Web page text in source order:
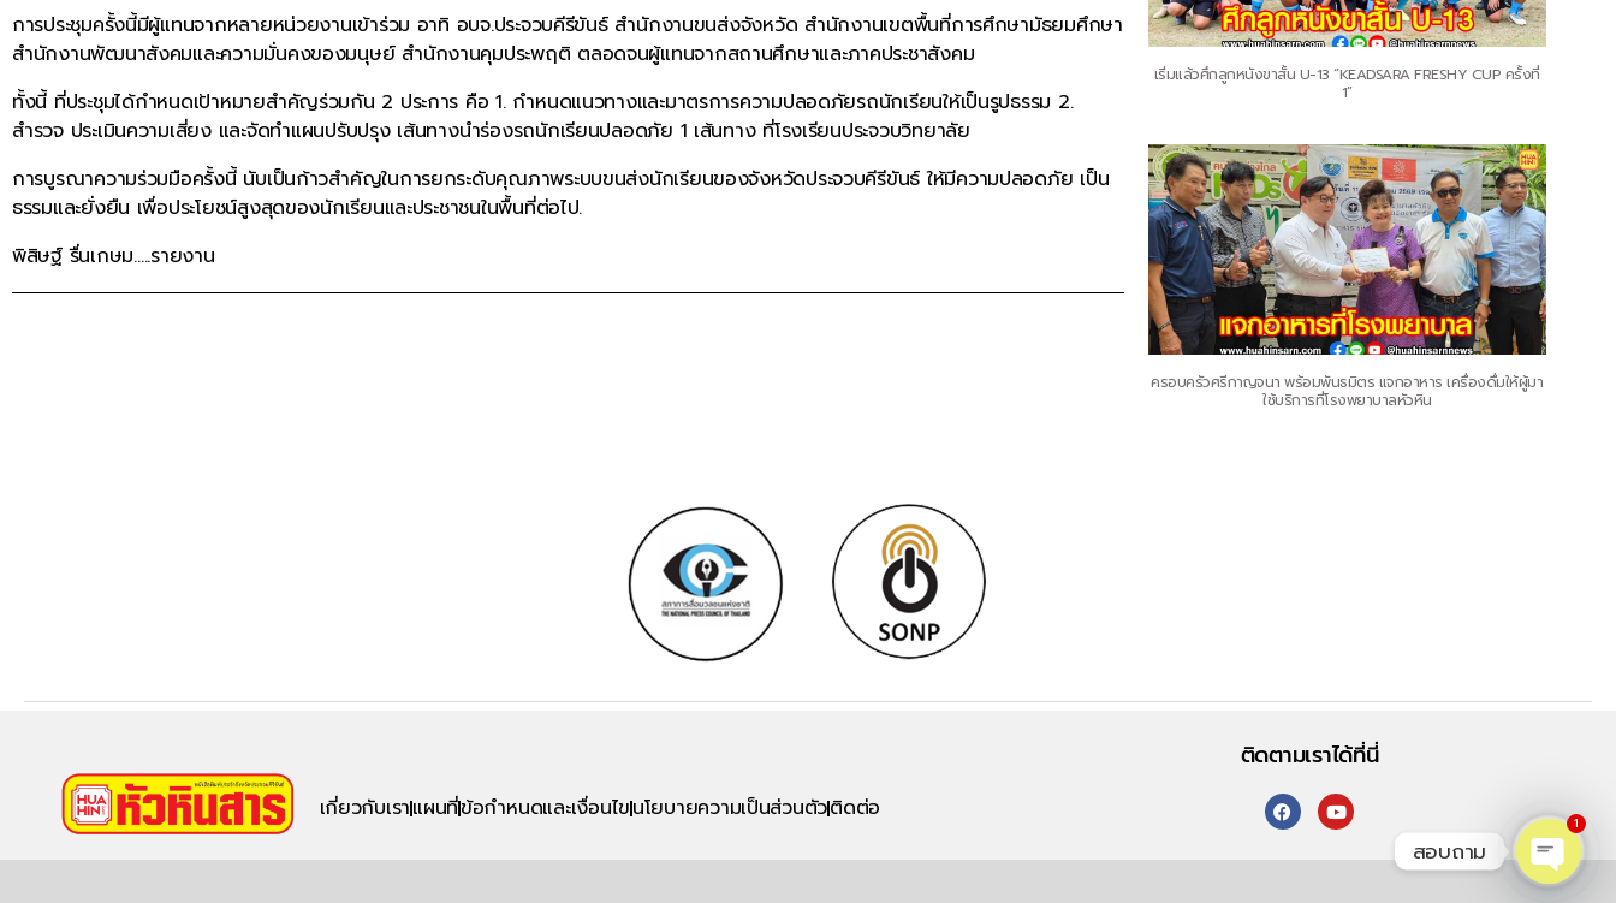
การประชุมครั้งนี้มีผู้แทนจากหลายหน่วยงานเข้าร่วม อาทิ อบจ.ประจวบคีรีขันธ์ สำนักงานขนส่งจังหวัด สำนักงานเขตพื้นที่การศึกษามัธยมศึกษา
สำนักงานพัฒนาสังคมและความมั่นคงของมนุษย์ สำนักงานคุมประพฤติ ตลอดจนผู้แทนจากสถานศึกษาและภาคประชาสังคม
ทั้งนี้ ที่ประชุมได้กำหนดเป้าหมายสำคัญร่วมกัน 2 ประการ คือ 1. กำหนดแนวทางและมาตรการความปลอดภัยรถนักเรียนให้เป็นรูปธรรม 2.
สำรวจ ประเมินความเสี่ยง และจัดทำแผนปรับปรุง เส้นทางนำร่องรถนักเรียนปลอดภัย 1 เส้นทาง ที่โรงเรียนประจวบวิทยาลัย
การบูรณาความร่วมมือครั้งนี้ นับเป็นก้าวสำคัญในการยกระดับคุณภาพระบบขนส่งนักเรียนของจังหวัดประจวบคีรีขันธ์ ให้มีความปลอดภัย เป็น
ธรรมและยั่งยืน เพื่อประโยชน์สูงสุดของนักเรียนและประชาชนในพื้นที่ต่อไป.
พิสิษฐ์ รื่นเกษม…..รายงาน
เริ่มแล้วศึกลูกหนังขาสั้น U-13 “KEADSARA FRESHY CUP ครั้งที่
1”
ครอบครัวศรีกาญจนา พร้อมพันธมิตร แจกอาหาร เครื่องดื่มให้ผู้มา
ใช้บริการที่โรงพยาบาลหัวหิน
เกี่ยวกับเราแผนที่ข้อกำหนดและเงื่อนไขนโยบายความเป็นส่วนตัวติดต่อ
ติดตามเราได้ที่นี่
สอบถาม
O
1